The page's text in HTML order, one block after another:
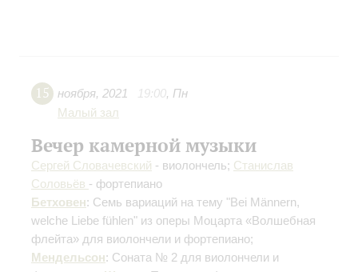
15 ноября, 2021 19:00, Пн
Малый зал
Вечер камерной музыки
Сергей Словачевский - виолончель; Станислав
Соловьёв - фортепиано
Бетховен: Семь вариаций на тему "Bei Männern,
welche Liebe fühlen" из оперы Моцарта «Волшебная
флейта» для виолончели и фортепиано;
Мендельсон: Соната № 2 для виолончели и